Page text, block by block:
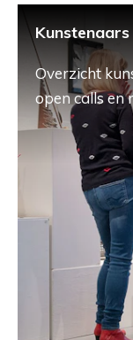
Overzicht
open calls en